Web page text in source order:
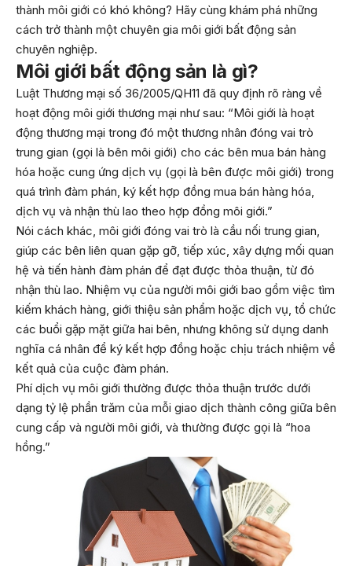
thành môi giới có khó không? Hãy cùng khám phá những
cách trở thành một chuyên gia môi giới bất động sản
chuyên nghiệp.
Môi giới bất động sản là gì?
Luật Thương mại số 36/2005/QH11 đã quy định rõ ràng về
hoạt động môi giới thương mại như sau: “Môi giới là hoạt
động thương mại trong đó một thương nhân đóng vai trò
trung gian (gọi là bên môi giới) cho các bên mua bán hàng
hóa hoặc cung ứng dịch vụ (gọi là bên được môi giới) trong
quá trình đàm phán, ký kết hợp đồng mua bán hàng hóa,
dịch vụ và nhận thù lao theo hợp đồng môi giới.”
Nói cách khác, môi giới đóng vai trò là cầu nối trung gian,
giúp các bên liên quan gặp gỡ, tiếp xúc, xây dựng mối quan
hệ và tiến hành đàm phán để đạt được thỏa thuận, từ đó
nhận thù lao. Nhiệm vụ của người môi giới bao gồm việc tìm
kiếm khách hàng, giới thiệu sản phẩm hoặc dịch vụ, tổ chức
các buổi gặp mặt giữa hai bên, nhưng không sử dụng danh
nghĩa cá nhân để ký kết hợp đồng hoặc chịu trách nhiệm về
kết quả của cuộc đàm phán.
Phí dịch vụ môi giới thường được thỏa thuận trước dưới
dạng tỷ lệ phần trăm của mỗi giao dịch thành công giữa bên
cung cấp và người môi giới, và thường được gọi là “hoa
hồng.”